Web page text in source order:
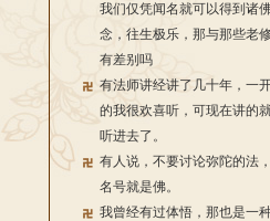
我们仅凭闻名就可以得到诸
念，往生极乐，那与那些老
有差别吗
有法师讲经讲了几十年，一
的我很欢喜听，可现在讲的
听进去了。
有人说，不要讨论弥陀的法
名号就是佛。
我曾经有过体悟，那也是一